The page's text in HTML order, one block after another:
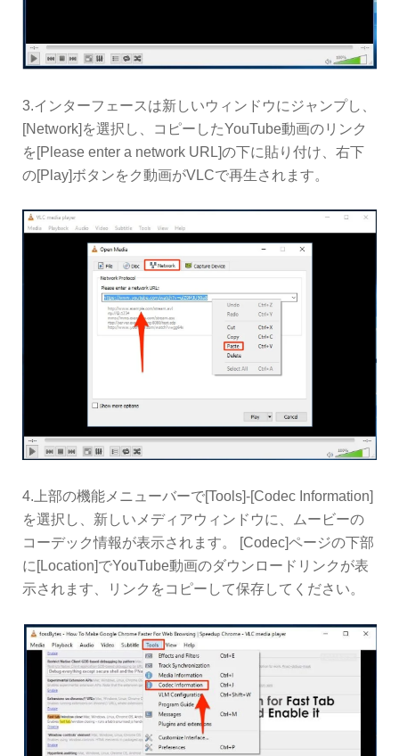
3.インターフェースは新しいウィンドウにジャンプし、
[Network]を選択し、コピーしたYouTube動画のリンク
を[Please enter a network URL]の下に貼り付け、右下
の[Play]ボタンをク動画がVLCで再生されます。
4.上部の機能メニューバーで[Tools]-[Codec Information]
を選択し、新しいメディアウィンドウに、ムービーの
コーデック情報が表示されます。 [Codec]ページの下部
に[Location]でYouTube動画のダウンロードリンクが表
示されます、リンクをコピーして保存してください。